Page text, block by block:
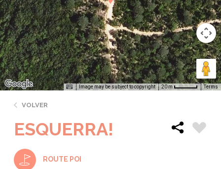
Image may be subject to copyright 20 m Terms
VOLVER
ESQUERRA!
ROUTE POI